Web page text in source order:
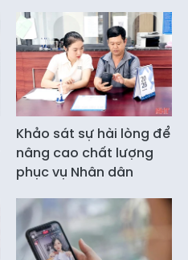
Khảo sát sự hài lòng để
nâng cao chất lượng
phục vụ Nhân dân